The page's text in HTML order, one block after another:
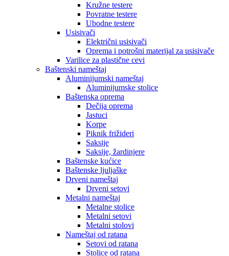
Kružne testere
Povratne testere
Ubodne testere
Usisivači
Električni usisivači
Oprema i potrošni materijal za usisivače
Varilice za plastične cevi
Baštenski nameštaj
Aluminijumski nameštaj
Aluminijumske stolice
Baštenska oprema
Dečija oprema
Jastuci
Korpe
Piknik frižideri
Saksije
Saksije, žardinjere
Baštenske kućice
Baštenske ljuljaške
Drveni nameštaj
Drveni setovi
Metalni nameštaj
Metalne stolice
Metalni setovi
Metalni stolovi
Nameštaj od ratana
Setovi od ratana
Stolice od ratana